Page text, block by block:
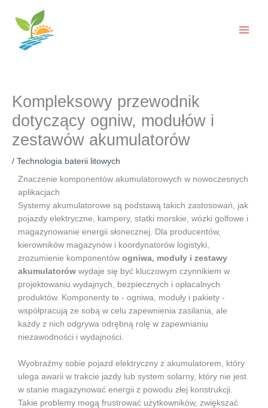
Kompleksowy przewodnik
dotyczący ogniw, modułów i
zestawów akumulatorów
/ Technologia baterii litowych
Znaczenie komponentów akumulatorowych w nowoczesnych
aplikacjach
Systemy akumulatorowe są podstawą takich zastosowań, jak
pojazdy elektryczne, kampery, statki morskie, wózki golfowe i
magazynowanie energii słonecznej. Dla producentów,
kierowników magazynów i koordynatorów logistyki,
zrozumienie komponentów ogniwa, moduły i zestawy
akumulatorów wydaje się być kluczowym czynnikiem w
projektowaniu wydajnych, bezpiecznych i opłacalnych
produktów. Komponenty te - ogniwa, moduły i pakiety -
współpracują ze sobą w celu zapewnienia zasilania, ale
każdy z nich odgrywa odrębną rolę w zapewnianiu
niezawodności i wydajności.
Wyobraźmy sobie pojazd elektryczny z akumulatorem, który
ulega awarii w trakcie jazdy lub system solarny, który nie jest
w stanie magazynować energii z powodu złej konstrukcji.
Takie problemy mogą frustrować użytkowników, zwiększać